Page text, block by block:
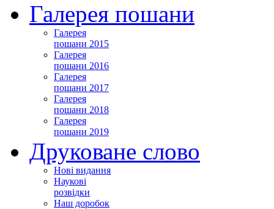
Галерея пошани
Галерея
пошани 2015
Галерея
пошани 2016
Галерея
пошани 2017
Галерея
пошани 2018
Галерея
пошани 2019
Друковане слово
Нові видання
Наукові
розвідки
Наш доробок